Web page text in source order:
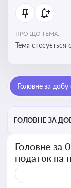
ПРО ЩО ТЕМА:
Тема стосується
звітність для
Головне за добу
ГОЛОВНЕ ЗА
Головне за
податок на